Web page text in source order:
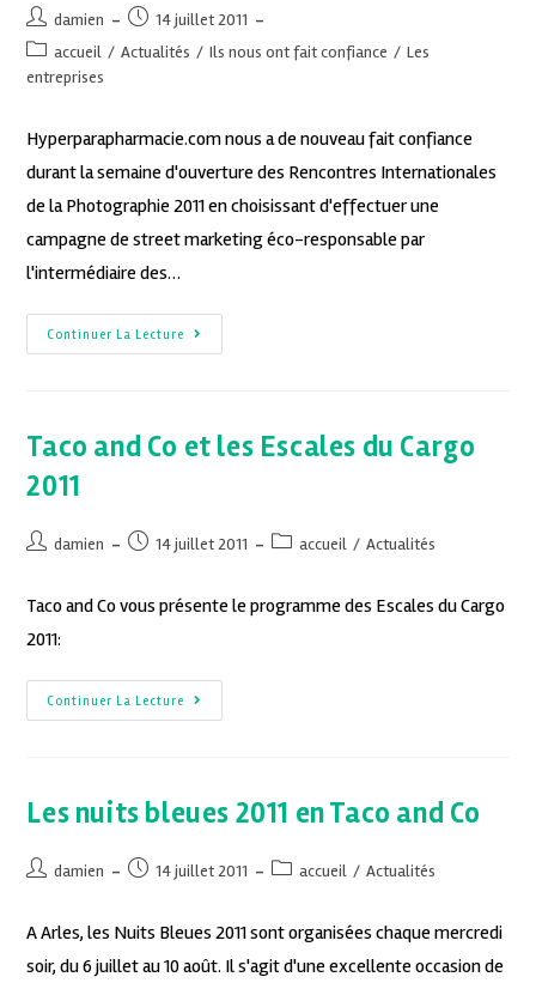
damien
14 juillet 2011
accueil / Actualités / Ils nous ont fait confiance / Les
entreprises
Hyperparapharmacie.com nous a de nouveau fait confiance
durant la semaine d'ouverture des Rencontres Internationales
de la Photographie 2011 en choisissant d'effectuer une
campagne de street marketing éco-responsable par
l'intermédiaire des…
Continuer La Lecture
Taco and Co et les Escales du Cargo
2011
damien 14 juillet 2011 accueil / Actualités
Taco and Co vous présente le programme des Escales du Cargo
2011:
Continuer La Lecture
Les nuits bleues 2011 en Taco and Co
damien 14 juillet 2011 accueil / Actualités
A Arles, les Nuits Bleues 2011 sont organisées chaque mercredi
soir, du 6 juillet au 10 août. Il s'agit d'une excellente occasion de